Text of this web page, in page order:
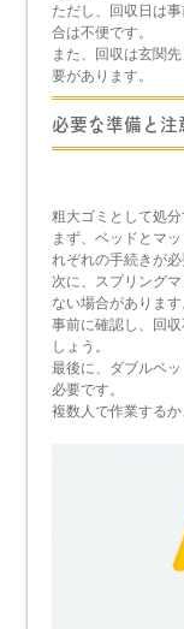
ただし、回収日は
合は不便です。
また、回収は玄関
要があります。
必要な準備と注
粗大ゴミとして処
まず、ベッドとマ
れぞれの手続きが必
次に、スプリング
ない場合があります
事前に確認し、回
しょう。
最後に、ダブルベ
必要です。
複数人で作業する